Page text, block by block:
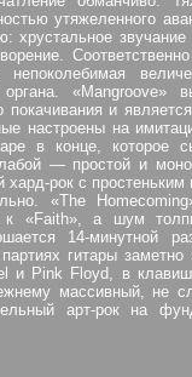
утяжеленного
хрустальное
«Mangroove»
и
настроены на
в конце, которое
— простой и
рок с простеньким
«The
к «Faith», а шум
14-минутной
гитары заметно
и Pink Floyd, в
массивный, не
арт-рок на